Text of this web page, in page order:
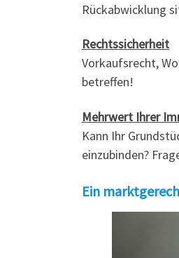
Rückabwicklung
Rechtssicherheit
Vorkaufsrecht,
betreffen!
Mehrwert Ihrer
Kann Ihr
einzubinden?
Ein